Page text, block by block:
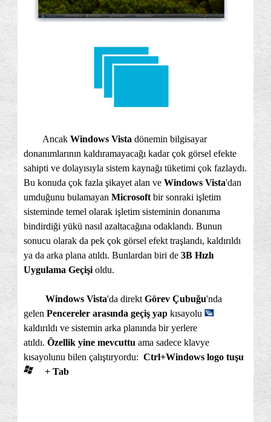
Ancak Windows Vista dönemin bilgisayar
donanımlarının kaldıramayacağı kadar çok görsel efekte
sahipti ve dolayısıyla sistem kaynağı tüketimi çok fazlaydı.
Bu konuda çok fazla şikayet alan ve Windows Vista'dan
umduğunu bulamayan Microsoft bir sonraki işletim
sisteminde temel olarak işletim sisteminin donanıma
bindirdiği yükü nasıl azaltacağına odaklandı. Bunun
sonucu olarak da pek çok görsel efekt traşlandı, kaldırıldı
ya da arka plana atıldı. Bunlardan biri de 3B Hızlı
Uygulama Geçişi oldu.
Windows Vista'da direkt Görev Çubuğu'nda
gelen Pencereler arasında geçiş yap kısayolu
kaldırıldı ve sistemin arka planında bir yerlere
atıldı. Özellik yine mevcuttu ama sadece klavye
kısayolunu bilen çalıştıryordu: Ctrl+Windows logo tuşu
+ Tab